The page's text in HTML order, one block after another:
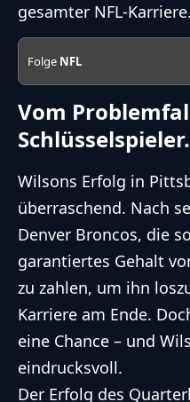
gesamter NFL-Karriere.
Folge NFL
Vom
Schlüsselspieler.
Wilsons Erfolg in
überraschend. Nach
Denver Broncos, die
garantiertes Gehalt
zu zahlen, um ihn
Karriere am Ende.
eine Chance – und
eindrucksvoll.
Der Erfolg des